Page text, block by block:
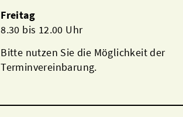
Freitag
8.30 bis 12.00 Uhr
Bitte nutzen Sie die Möglichkeit der
Terminvereinbarung.